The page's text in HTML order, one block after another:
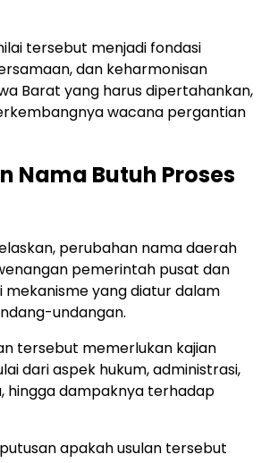
tersebut menjadi fondasi
dan keharmonisan
Barat yang harus dipertahankan,
wacana pergantian
Nama Butuh Proses
perubahan nama daerah
pemerintah pusat dan
mekanisme yang diatur dalam
undangan.
tersebut memerlukan kajian
dari aspek hukum, administrasi,
hingga dampaknya terhadap
apakah usulan tersebut